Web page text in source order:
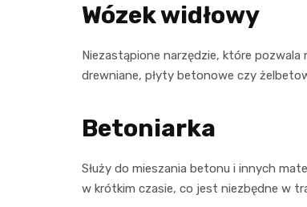
Wózek widłowy
Niezastąpione narzędzie, które pozwala
drewniane, płyty betonowe czy
Betoniarka
Służy do mieszania betonu i innych
w krótkim czasie, co jest niezbędne w